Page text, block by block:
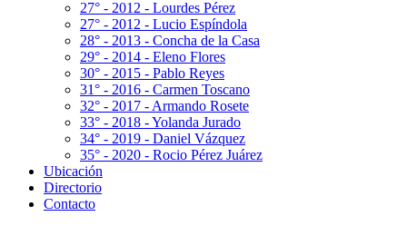
27° - 2012 - Lourdes Pérez
27° - 2012 - Lucio Espíndola
28° - 2013 - Concha de la Casa
29° - 2014 - Eleno Flores
30° - 2015 - Pablo Reyes
31° - 2016 - Carmen Toscano
32° - 2017 - Armando Rosete
33° - 2018 - Yolanda Jurado
34° - 2019 - Daniel Vázquez
35° - 2020 - Rocio Pérez Juárez
Ubicación
Directorio
Contacto